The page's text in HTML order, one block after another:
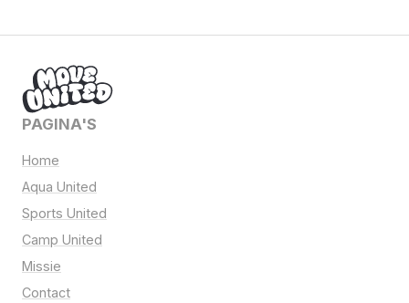
PAGINA'S
Home
Aqua United
Sports United
Camp United
Missie
Contact